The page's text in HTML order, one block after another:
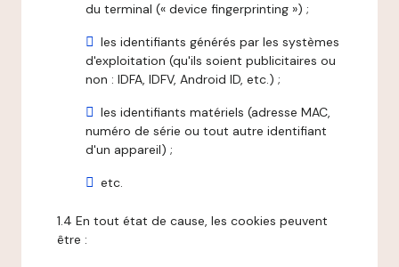
du terminal (« device fingerprinting ») ;
les identifiants générés par les systèmes
d'exploitation (qu'ils soient publicitaires ou
non : IDFA, IDFV, Android ID, etc.) ;
les identifiants matériels (adresse MAC,
numéro de série ou tout autre identifiant
d'un appareil) ;
etc.
1.4 En tout état de cause, les cookies peuvent
être :